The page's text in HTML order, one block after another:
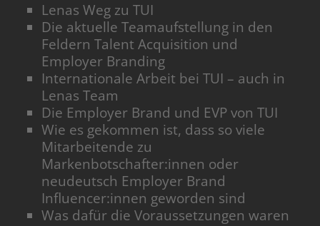
Lenas Weg zu TUI
Die aktuelle Teamaufstellung in den
Feldern Talent Acquisition und
Employer Branding
Internationale Arbeit bei TUI – auch in
Lenas Team
Die Employer Brand und EVP von TUI
Wie es gekommen ist, dass so viele
Mitarbeitende zu
Markenbotschafter:innen oder
neudeutsch Employer Brand
Influencer:innen geworden sind
Was dafür die Voraussetzungen waren